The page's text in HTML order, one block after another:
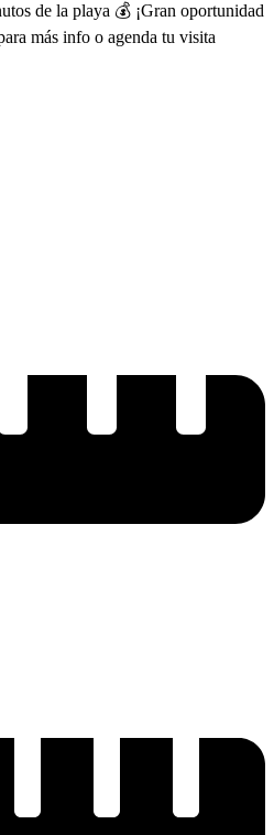
de la playa 💰 ¡Gran oportunidad
más info o agenda tu visita